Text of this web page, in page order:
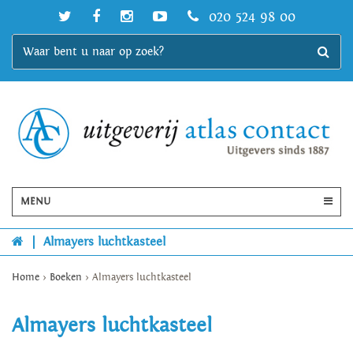
020 524 98 00
MENU
Almayers luchtkasteel
Home > Boeken > Almayers luchtkasteel
Almayers luchtkasteel